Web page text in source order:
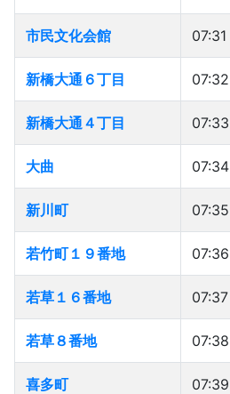
市民文化会館 07:31
新橋大通６丁目 07:32
新橋大通４丁目 07:33
大曲 07:34
新川町 07:35
若竹町１９番地 07:36
若草１６番地 07:37
若草８番地 07:38
喜多町 07:39
市民文化会館
新橋大通６丁目
新橋大通４丁目
大曲
新川町
若竹町１９番地
若草１６番地
若草８番地
喜多町